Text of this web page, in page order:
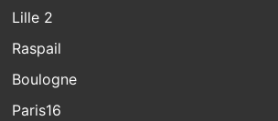
Lille 2
Raspail
Boulogne
Paris16